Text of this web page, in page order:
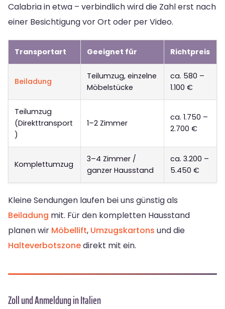
Calabria in etwa – verbindlich wird die Zahl erst nach
einer Besichtigung vor Ort oder per Video.
Transportart Geeignet für Richtpreis
Beiladung
Teilumzug, einzelne
Möbelstücke
ca. 580 –
1.100 €
Teilumzug
(Direkttransport
)
1–2 Zimmer
ca. 1.750 –
2.700 €
Komplettumzug
3–4 Zimmer /
ganzer Hausstand
ca. 3.200 –
5.450 €
Kleine Sendungen laufen bei uns günstig als
Beiladung mit. Für den kompletten Hausstand
planen wir Möbellift, Umzugskartons und die
Halteverbotszonedirekt mit ein.
Zoll und Anmeldung in Italien